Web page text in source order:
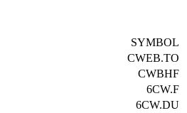
SYMBOL
CWEB.TO
CWBHF
6CW.F
6CW.DU